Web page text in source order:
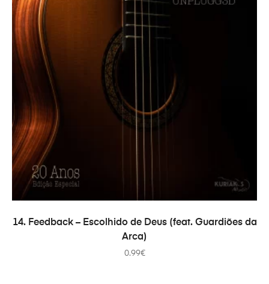
ADICIONAR
14. Feedback – Escolhido de Deus (feat. Guardiões da
Arca)
0.99€